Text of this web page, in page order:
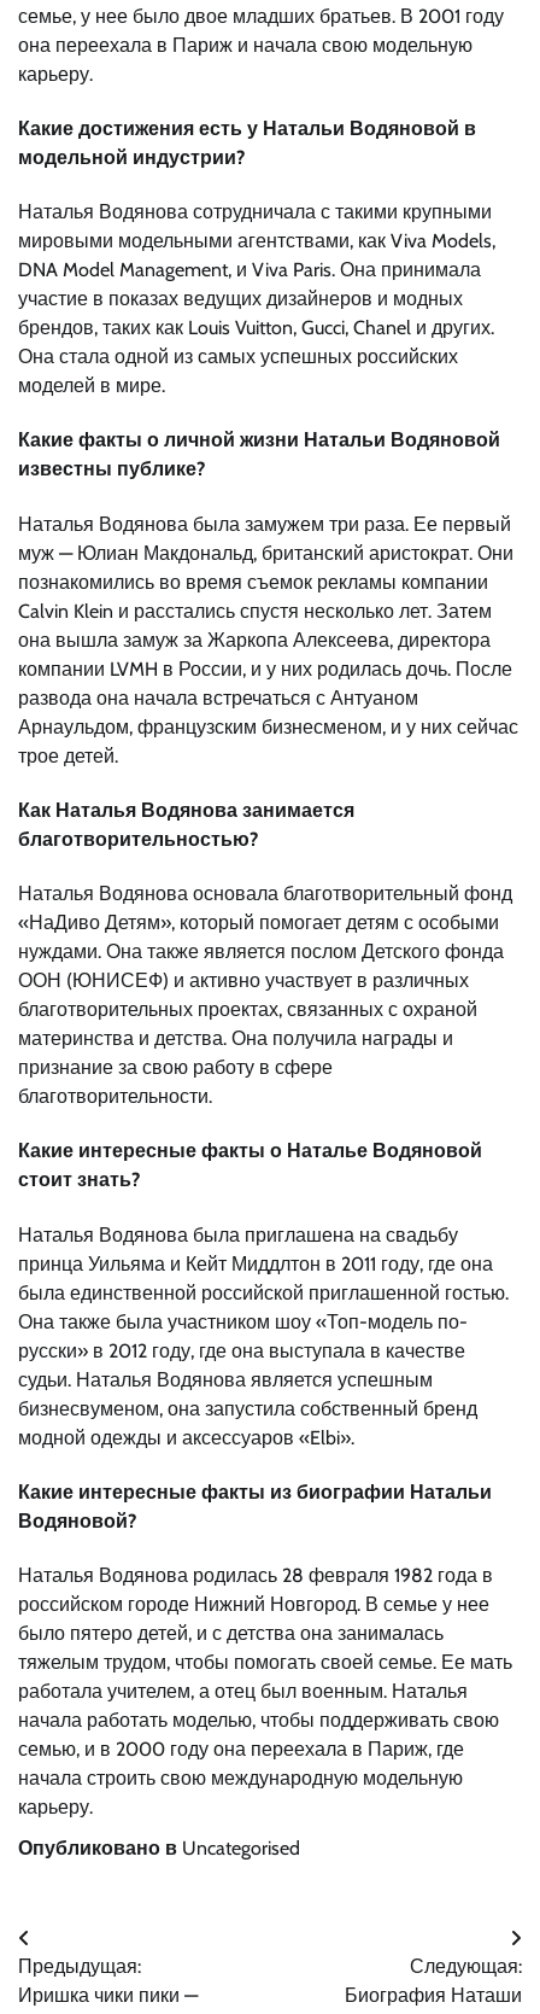
семье, у нее было двое младших братьев. В 2001 году
она переехала в Париж и начала свою модельную
карьеру.
Какие достижения есть у Натальи Водяновой в
модельной индустрии?
Наталья Водянова сотрудничала с такими крупными
мировыми модельными агентствами, как Viva Models,
DNA Model Management, и Viva Paris. Она принимала
участие в показах ведущих дизайнеров и модных
брендов, таких как Louis Vuitton, Gucci, Chanel и других.
Она стала одной из самых успешных российских
моделей в мире.
Какие факты о личной жизни Натальи Водяновой
известны публике?
Наталья Водянова была замужем три раза. Ее первый
муж — Юлиан Макдональд, британский аристократ. Они
познакомились во время съемок рекламы компании
Calvin Klein и расстались спустя несколько лет. Затем
она вышла замуж за Жаркопа Алексеева, директора
компании LVMH в России, и у них родилась дочь. После
развода она начала встречаться с Антуаном
Арнаульдом, французским бизнесменом, и у них сейчас
трое детей.
Как Наталья Водянова занимается
благотворительностью?
Наталья Водянова основала благотворительный фонд
«НаДиво Детям», который помогает детям с особыми
нуждами. Она также является послом Детского фонда
ООН (ЮНИСЕФ) и активно участвует в различных
благотворительных проектах, связанных с охраной
материнства и детства. Она получила награды и
признание за свою работу в сфере
благотворительности.
Какие интересные факты о Наталье Водяновой
стоит знать?
Наталья Водянова была приглашена на свадьбу
принца Уильяма и Кейт Миддлтон в 2011 году, где она
была единственной российской приглашенной гостью.
Она также была участником шоу «Топ-модель по-
русски» в 2012 году, где она выступала в качестве
судьи. Наталья Водянова является успешным
бизнесвуменом, она запустила собственный бренд
модной одежды и аксессуаров «Elbi».
Какие интересные факты из биографии Натальи
Водяновой?
Наталья Водянова родилась 28 февраля 1982 года в
российском городе Нижний Новгород. В семье у нее
было пятеро детей, и с детства она занималась
тяжелым трудом, чтобы помогать своей семье. Ее мать
работала учителем, а отец был военным. Наталья
начала работать моделью, чтобы поддерживать свою
семью, и в 2000 году она переехала в Париж, где
начала строить свою международную модельную
карьеру.
Опубликовано в Uncategorised
Навигация
по
Предыдущая:
Иришка чики пики —
Следующая:
Биография Наташи